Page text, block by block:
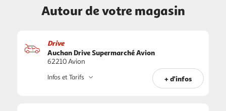
Autour de votre magasin
Drive
Auchan Drive Supermarché Avion
62210 Avion
+ d'infos
Infos et Tarifs